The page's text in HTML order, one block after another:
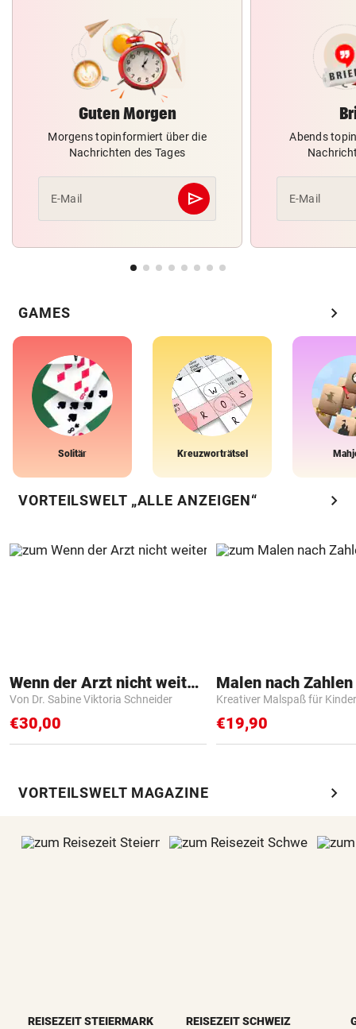
Guten Morgen
Morgens topinformiert über die
Nachrichten des Tages
E-Mail send
Abschicken
Abends
E-Mail
GAMES chevron_right
Solitär Kreuzworträtsel
VORTEILSWELT „ALLE ANZEIGEN“ chevron_right
Wenn der Arzt nicht weiter weiß
Von Dr. Sabine Viktoria Schneider
€30,00
Kreativer Malspaß für Kinder
€19,90
VORTEILSWELT MAGAZINE chevron_right
REISEZEIT STEIERMARK REISEZEIT SCHWEIZ